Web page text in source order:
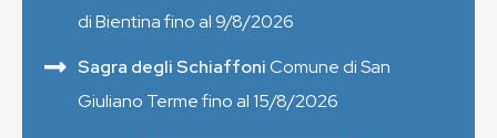
di Bientina fino al 9/8/2026
Sagra degli SchiaffoniComune di San
Giuliano Terme fino al 15/8/2026